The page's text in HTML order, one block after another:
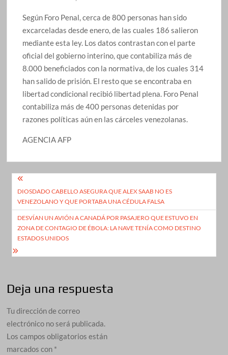
Según Foro Penal, cerca de 800 personas han sido
excarceladas desde enero, de las cuales 186 salieron
mediante esta ley. Los datos contrastan con el parte
oficial del gobierno interino, que contabiliza más de
8.000 beneficiados con la normativa, de los cuales 314
han salido de prisión. El resto que se encontraba en
libertad condicional recibió libertad plena. Foro Penal
contabiliza más de 400 personas detenidas por
razones políticas aún en las cárceles venezolanas.
AGENCIA AFP
Navegación
de
entradas
DIOSDADO CABELLO ASEGURA QUE ALEX SAAB NO ES
VENEZOLANO Y QUE PORTABA UNA CÉDULA FALSA
DESVÍAN UN AVIÓN A CANADÁ POR PASAJERO QUE ESTUVO EN
ZONA DE CONTAGIO DE ÉBOLA: LA NAVE TENÍA COMO DESTINO
ESTADOS UNIDOS
Deja una respuesta
Tu dirección de correo
electrónico no será publicada.
Los campos obligatorios están
marcados con *